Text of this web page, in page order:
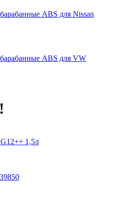
ABS для Nissan
ABS для VW
1,5л